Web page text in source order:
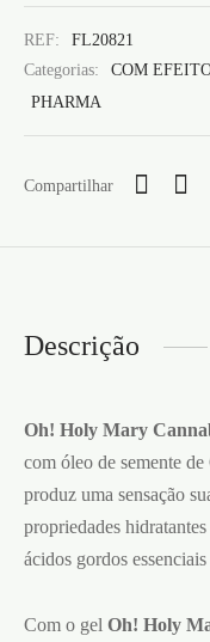
REF:
FL20821
Categorias:
COM
PHARMA
Compartilhar
Descrição
Oh! Holy Mary
com óleo de semente
produz uma sensação
propriedades
ácidos gordos
Com o gel Oh! Holy